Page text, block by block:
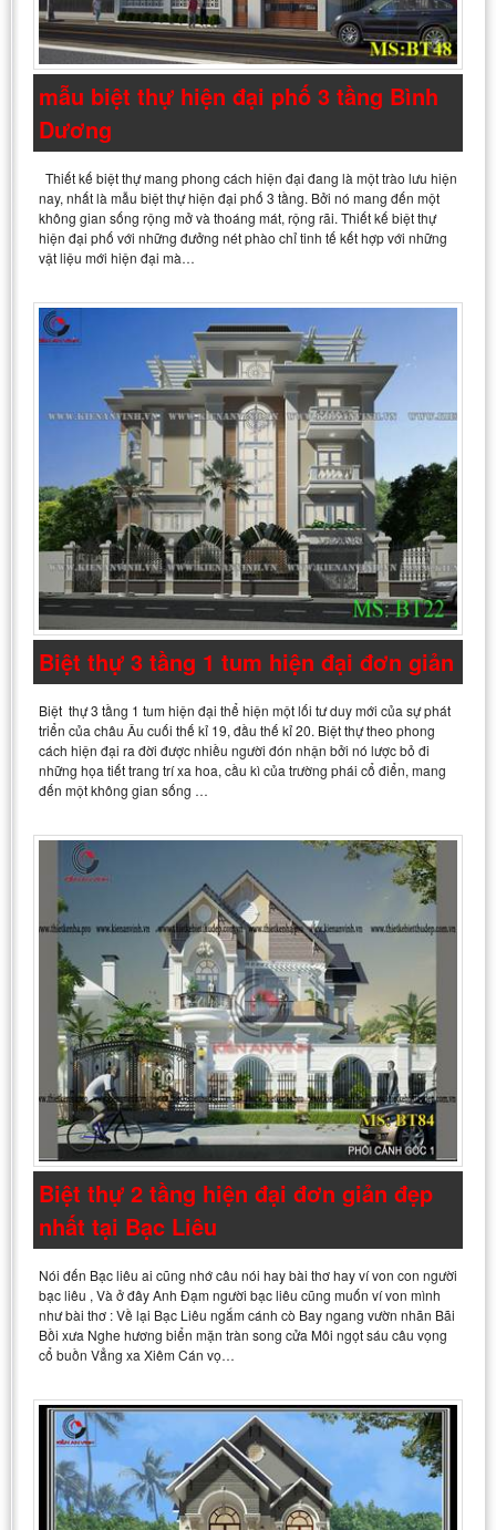
mẫu biệt thự hiện đại phố 3 tầng Bình
Dương
Thiết kế biệt thự mang phong cách hiện đại đang là một trào lưu hiện
nay, nhất là mẫu biệt thự hiện đại phố 3 tầng. Bởi nó mang đến một
không gian sống rộng mở và thoáng mát, rộng rãi. Thiết kế biệt thự
hiện đại phố với những đưởng nét phào chỉ tinh tế kết hợp với những
vật liệu mới hiện đại mà…
Biệt thự 3 tầng 1 tum hiện đại đơn giản
Biệt thự 3 tầng 1 tum hiện đại thể hiện một lối tư duy mới của sự phát
triển của châu Âu cuối thế kỉ 19, đầu thế kỉ 20. Biệt thự theo phong
cách hiện đại ra đời được nhiều người đón nhận bởi nó lược bỏ đi
những họa tiết trang trí xa hoa, cầu kì của trường phái cổ điển, mang
đến một không gian sống …
Biệt thự 2 tầng hiện đại đơn giản đẹp
nhất tại Bạc Liêu
Nói đến Bạc liêu ai cũng nhớ câu nói hay bài thơ hay ví von con người
bạc liêu , Và ở đây Anh Đạm người bạc liêu cũng muốn ví von mình
như bài thơ : Về lại Bạc Liêu ngắm cánh cò Bay ngang vườn nhãn Bãi
Bồi xưa Nghe hương biển mặn tràn song cửa Môi ngọt sáu câu vọng
cổ buồn Vẳng xa Xiêm Cán vọ…